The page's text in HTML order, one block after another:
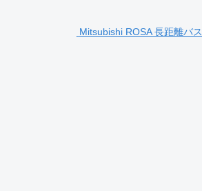
Mitsubishi ROSA 長距離バス